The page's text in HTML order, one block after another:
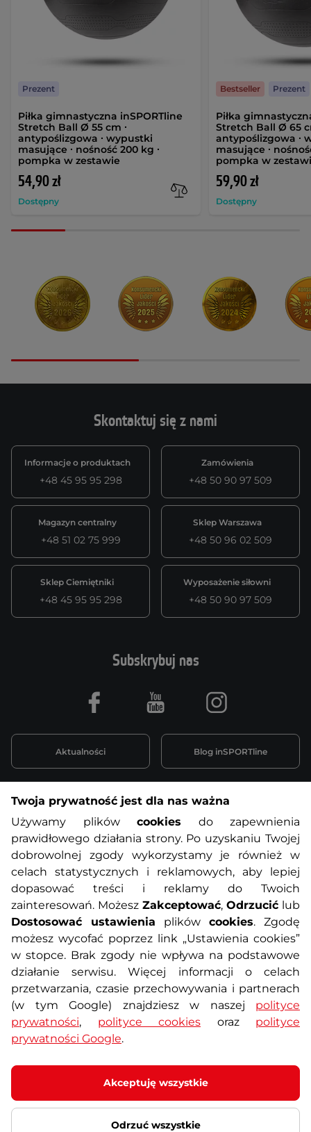
Piłka gimnastyczna inSPORTline
Stretch Ball Ø 55 cm ∙
antypoślizgowa ∙ wypustki
masujące ∙ nośność 200 kg ∙
pompka w zestawie
54,90 zł
Dostępny
Prezent
Piłka
Stretch Ball Ø 65
antypoślizgowa ∙
masujące ∙
pompka w
59,90 zł
Dostępny
Bestseller Prezent
Przepraszamy, ten produkt nie jest już w naszej
Skontaktuj się z nami
Informacje o produktach
+48 45 95 95 298
Zamówienia
+48 50 90 97 509
Magazyn centralny
+48 51 02 75 999
Sklep Warszawa
+48 50 96 02 509
Sklep Ciemiętniki
+48 45 95 95 298
Wyposażenie siłowni
+48 50 90 97 509
Informacje o zakupach
O nas Regulamin sklepu
Polityka prywatności Koszty przesyłek
Metody płatności Program lojalnościowy
Usługi dodatkowe Reklamacje i serwis
Formularz kontaktowy Wyposażenie siłowni
Subskrybuj nas
Aktualności Blog inSPORTline
Facebook Youtube Instagram
Twoja prywatność jest dla nas ważna
Używamy plików cookies do zapewnienia
prawidłowego działania strony. Po uzyskaniu Twojej
dobrowolnej zgody wykorzystamy je również w
celach statystycznych i reklamowych, aby lepiej
dopasować treści i reklamy do Twoich
zainteresowań. Możesz Zakceptować, Odrzucić lub
Dostosować ustawienia plików cookies. Zgodę
możesz wycofać poprzez link „Ustawienia cookies”
w stopce. Brak zgody nie wpływa na podstawowe
działanie serwisu. Więcej informacji o celach
przetwarzania, czasie przechowywania i partnerach
(w tym Google) znajdziesz w naszej polityce
prywatności, polityce cookies oraz polityce
prywatności Google.
Akceptuję wszystkie
Odrzuć wszystkie